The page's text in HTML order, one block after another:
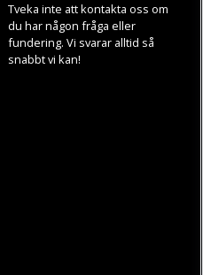
Tveka inte att kontakta oss om
du har någon fråga eller
fundering. Vi svarar alltid så
snabbt vi kan!